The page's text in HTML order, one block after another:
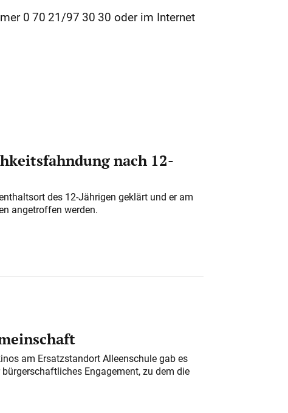
0 70 21/97 30 30 oder im Internet
nach 12-
des 12-Jährigen geklärt und er am
angetroffen werden.
am Ersatzstandort Alleenschule gab es
Engagement, zu dem die